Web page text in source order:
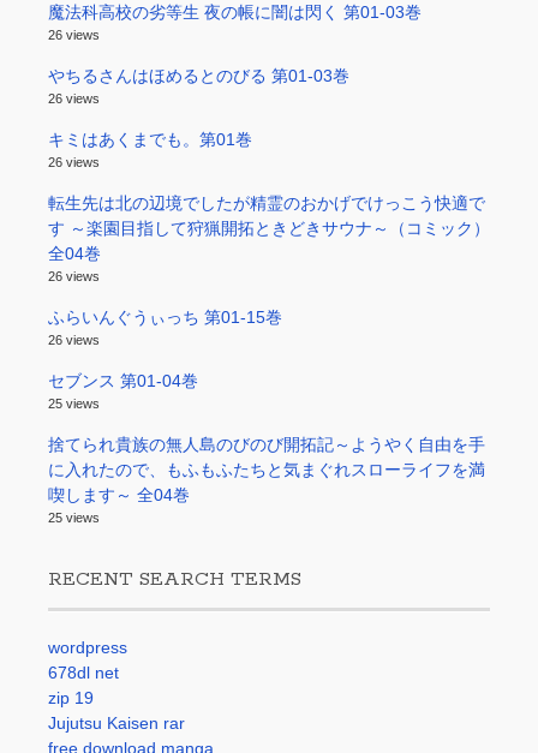
魔法科高校の劣等生 夜の帳に闇は閃く 第01-03巻
26 views
やちるさんはほめるとのびる 第01-03巻
26 views
キミはあくまでも。第01巻
26 views
転生先は北の辺境でしたが精霊のおかげでけっこう快適で
す ～楽園目指して狩猟開拓ときどきサウナ～（コミック）
全04巻
26 views
ふらいんぐうぃっち 第01-15巻
26 views
セブンス 第01-04巻
25 views
捨てられ貴族の無人島のびのび開拓記～ようやく自由を手
に入れたので、もふもふたちと気まぐれスローライフを満
喫します～ 全04巻
25 views
RECENT SEARCH TERMS
wordpress
678dl net
zip 19
Jujutsu Kaisen rar
free download manga